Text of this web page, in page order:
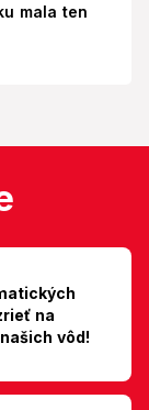
mala ten
na
vôd!